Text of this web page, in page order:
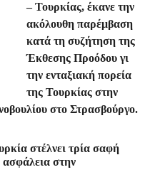
– Τουρκίας, έκανε την
ακόλουθη παρέμβαση
κατά τη συζήτηση της
Έκθεσης Προόδου γι
την ενταξιακή πορεία
της Τουρκίας στην
στο Στρασβούργο.
στέλνει τρία σαφή
ασφάλεια στην